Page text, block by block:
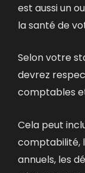
est aussi un
la santé de
Selon votre
devrez
comptables
Cela peut
comptabilité,
annuels, les